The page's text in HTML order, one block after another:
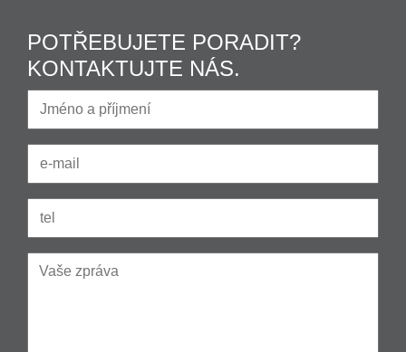
POTŘEBUJETE PORADIT?
KONTAKTUJTE NÁS.